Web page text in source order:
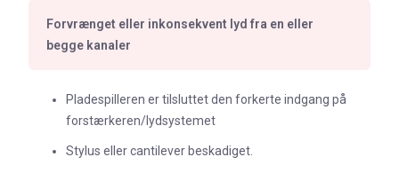
Forvrænget eller inkonsekvent lyd fra en eller
begge kanaler
Pladespilleren er tilsluttet den forkerte indgang på
forstærkeren/lydsystemet
Stylus eller cantilever beskadiget.